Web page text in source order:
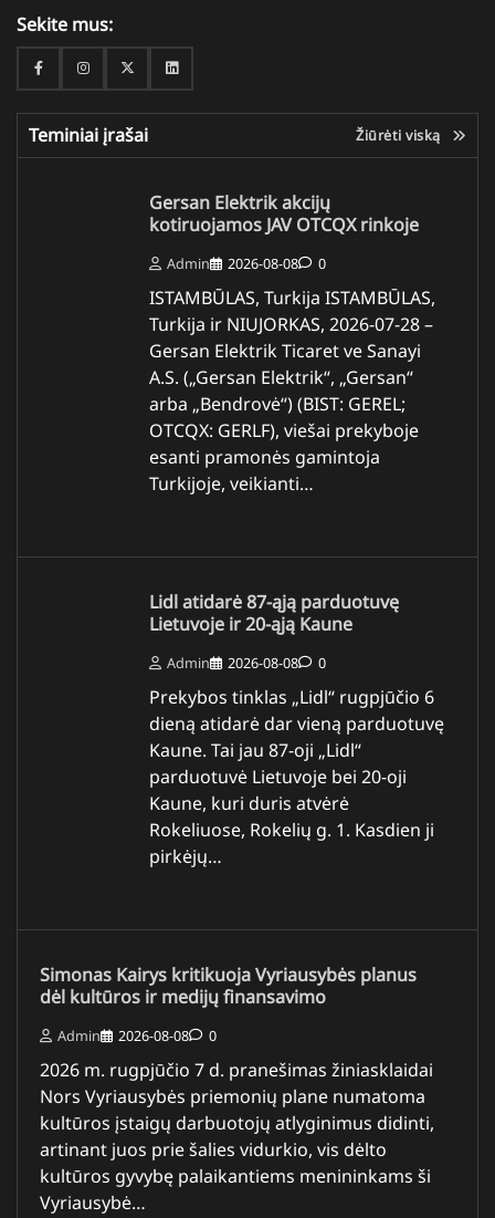
Sekite mus:
FacebookInstagramTwitterLinkedin
Teminiai įrašai Žiūrėti viską
Gersan Elektrik akcijų
kotiruojamos JAV OTCQX rinkoje
Admin 2026-08-08 0
ISTAMBŪLAS, Turkija ISTAMBŪLAS,
Turkija ir NIUJORKAS, 2026-07-28 –
Gersan Elektrik Ticaret ve Sanayi
A.S. („Gersan Elektrik“, „Gersan“
arba „Bendrovė“) (BIST: GEREL;
OTCQX: GERLF), viešai prekyboje
esanti pramonės gamintoja
Turkijoje, veikianti…
Lidl atidarė 87-ąją parduotuvę
Lietuvoje ir 20-ąją Kaune
Admin 2026-08-08 0
Prekybos tinklas „Lidl“ rugpjūčio 6
dieną atidarė dar vieną parduotuvę
Kaune. Tai jau 87-oji „Lidl“
parduotuvė Lietuvoje bei 20-oji
Kaune, kuri duris atvėrė
Rokeliuose, Rokelių g. 1. Kasdien ji
pirkėjų…
Simonas Kairys kritikuoja Vyriausybės planus
dėl kultūros ir medijų finansavimo
Admin 2026-08-08 0
2026 m. rugpjūčio 7 d. pranešimas žiniasklaidai
Nors Vyriausybės priemonių plane numatoma
kultūros įstaigų darbuotojų atlyginimus didinti,
artinant juos prie šalies vidurkio, vis dėlto
kultūros gyvybę palaikantiems menininkams ši
Vyriausybė…